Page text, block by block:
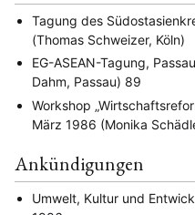
Tagung des
(Thomas Schweizer, Köln)
EG-ASEAN-Tagung,
Dahm, Passau) 89
Workshop
März 1986 (Monika
Ankündigungen
Umwelt, Kultur und